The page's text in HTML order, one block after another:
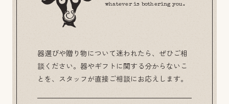
whatever is bothering you.
器選びや贈り物について迷われたら、ぜひご相
談ください。器やギフトに関する分からないこ
とを、スタッフが直接ご相談にお応えします。